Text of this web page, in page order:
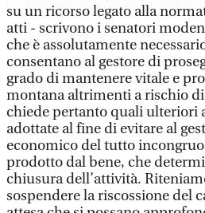
su un ricorso legato alla
atti - scrivono i senatori
che è assolutamente
consentano al gestore di
grado di mantenere vitale e
montana altrimenti a rischio
chiede pertanto quali ulteriori
adottate al fine di evitare al
economico del tutto
prodotto dal bene, che
chiusura dell’attività.
sospendere la riscossione del